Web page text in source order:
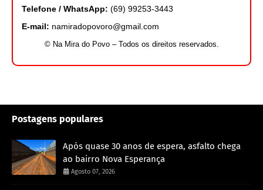
Telefone / WhatsApp: (69) 99253-3443
E-mail: namiradopovoro@gmail.com
© Na Mira do Povo – Todos os direitos reservados.
Postagens populares
Após quase 30 anos de espera, asfalto chega
ao bairro Nova Esperança
Agosto 07, 2026